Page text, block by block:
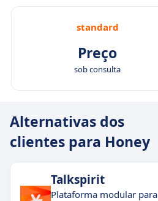
standard
Preço
sob consulta
Alternativas dos
clientes para Honey
Talkspirit
Plataforma modular para